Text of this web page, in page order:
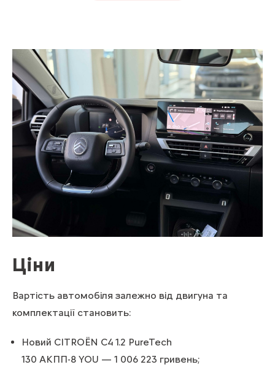
Ціни
Вартість автомобіля залежно від двигуна та
комплектації становить:
Новий CITROЁN С4 1.2 PureTech
130 АКПП-8 YOU — 1 006 223 гривень;